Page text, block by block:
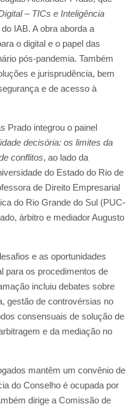
– TICs e Inteligência
IAB. A obra aborda a
o digital e o papel das
pós-pandemia. Também
e jurisprudência, bem
e de acesso à
Prado integrou o painel
decisória: os limites da
conflitos, ao lado da
do Estado do Rio de
de Direito Empresarial
do Rio Grande do Sul (PUC-
árbitro e mediador Augusto
e as oportunidades
para os procedimentos de
incluiu debates sobre
gestão de controvérsias no
consensuais de solução de
e da mediação no
mantêm um convênio de
do Conselho é ocupada por
dirige a Comissão de